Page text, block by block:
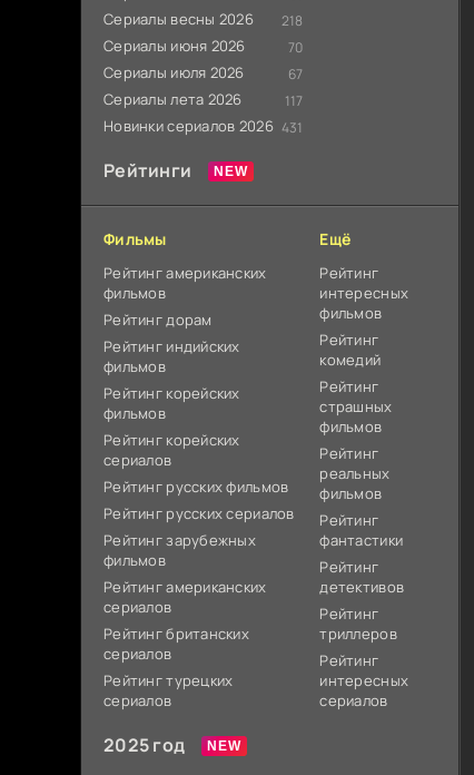
Сериалы весны 2026 218
Сериалы июня 2026 70
Сериалы июля 2026 67
Сериалы лета 2026 117
Новинки сериалов 2026 431
Рейтинги
Фильмы
Рейтинг американских
фильмов
Рейтинг дорам
Рейтинг индийских
фильмов
Рейтинг корейских
фильмов
Рейтинг корейских
сериалов
Рейтинг русских фильмов
Рейтинг русских сериалов
Рейтинг зарубежных
фильмов
Рейтинг американских
сериалов
Рейтинг британских
сериалов
Рейтинг турецких
сериалов
Ещё
Рейтинг
интересных
фильмов
Рейтинг
комедий
Рейтинг
страшных
фильмов
Рейтинг
реальных
фильмов
Рейтинг
фантастики
Рейтинг
детективов
Рейтинг
триллеров
Рейтинг
интересных
сериалов
2025 год